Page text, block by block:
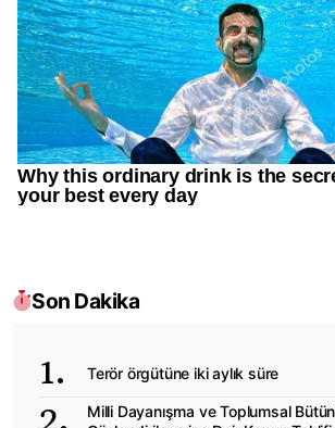
Son Dakika
Terör örgütüne iki aylık süre
Milli Dayanışma ve Toplumsal